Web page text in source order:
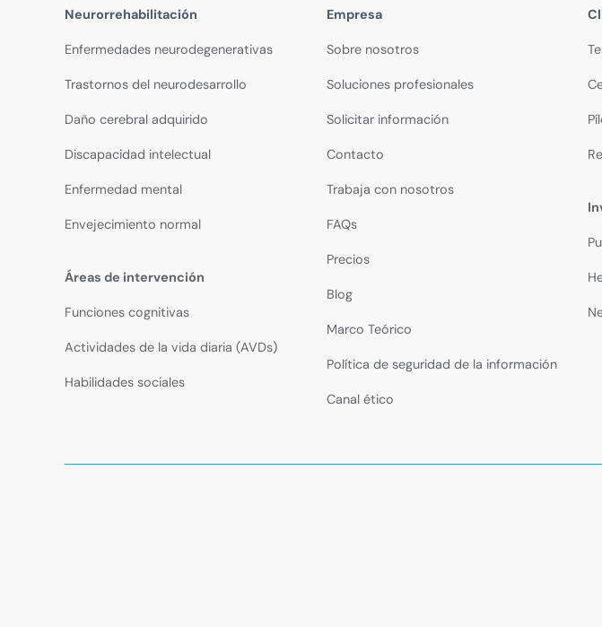
Neurorrehabilitación
Enfermedades neurodegenerativas
Trastornos del neurodesarrollo
Daño cerebral adquirido
Discapacidad intelectual
Enfermedad mental
Envejecimiento normal
Áreas de intervención
Funciones cognitivas
Actividades de la vida diaria (AVDs)
Habilidades sociales
Empresa
Sobre nosotros
Soluciones profesionales
Solicitar información
Contacto
Trabaja con nosotros
FAQs
Precios
Blog
Marco Teórico
Política de seguridad de la información
Canal ético